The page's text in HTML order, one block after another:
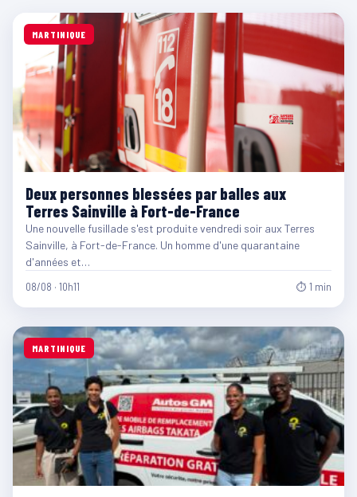
MARTINIQUE
Deux personnes blessées par balles aux
Terres Sainville à Fort-de-France
Une nouvelle fusillade s'est produite vendredi soir aux Terres
Sainville, à Fort-de-France. Un homme d'une quarantaine
d'années et…
08/08 · 10h11 ⏱ 1 min
MARTINIQUE